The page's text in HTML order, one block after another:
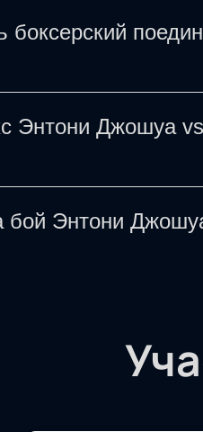
поединок
на бой за звание
боксерский
Энтони Джошуа
IBF состоится на
Энтони Джошуа
поединок
Приобретая
бой Энтони